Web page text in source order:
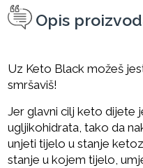
Opis
Uz Keto Black možeš
smršaviš!
Jer glavni cilj keto dijete
ugljikohidrata, tako da
unjeti tijelo u stanje
stanje u kojem tijelo,